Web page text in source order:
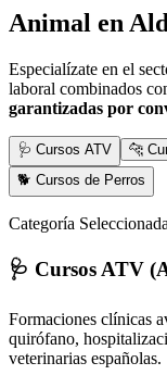
Animal en
Especialízate en el
laboral combinados
garantizadas por
🩺 Cursos ATV 🐆
🐕 Cursos de Perros
Categoría Seleccionada
🩺 Cursos ATV
Formaciones clínicas
quirófano,
veterinarias españolas.